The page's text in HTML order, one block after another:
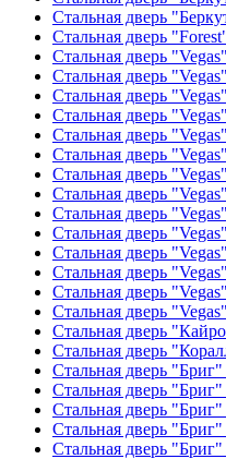
Стальная дверь
Стальная дверь
Стальная дверь
Стальная дверь
Стальная дверь
Стальная дверь
Стальная дверь
Стальная дверь
Стальная дверь
Стальная дверь
Стальная дверь
Стальная дверь
Стальная дверь
Стальная дверь
Стальная дверь
Стальная дверь
Стальная дверь
Стальная дверь
Стальная дверь "Бриг"
Стальная дверь
Стальная дверь
Стальная дверь
Стальная дверь